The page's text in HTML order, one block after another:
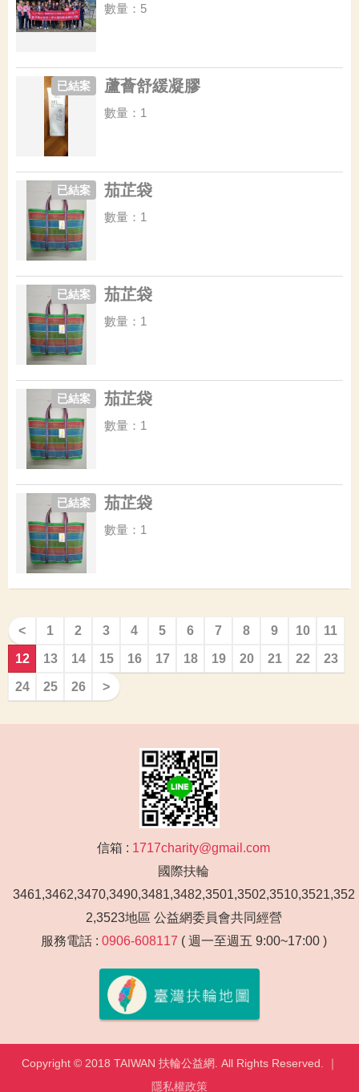
數量：5
蘆薈舒緩凝膠
已結案
數量：1
茄芷袋
已結案
數量：1
茄芷袋
已結案
數量：1
茄芷袋
已結案
數量：1
茄芷袋
已結案
數量：1
< 1 2 3 4 5 6 7 8 9 10 11
12 13 14 15 16 17 18 19 20 21 22 23
24 25 26 >
信箱 : 1717charity@gmail.com
國際扶輪
3461,3462,3470,3490,3481,3482,3501,3502,3510,3521,352
2,3523地區 公益網委員會共同經營
服務電話 : 0906-608117 ( 週一至週五 9:00~17:00 )
Copyright © 2018 TAIWAN 扶輪公益網. All Rights Reserved. ｜
隱私權政策